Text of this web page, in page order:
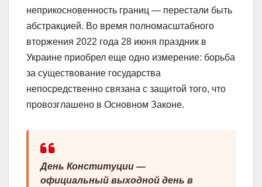
неприкосновенность границ — перестали быть
абстракцией. Во время полномасштабного
вторжения 2022 года 28 июня праздник в
Украине приобрел еще одно измерение: борьба
за существование государства
непосредственно связана с защитой того, что
провозглашено в Основном Законе.
День Конституции —
официальный выходной день в